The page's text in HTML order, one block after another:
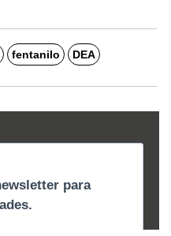
fentanilo DEA